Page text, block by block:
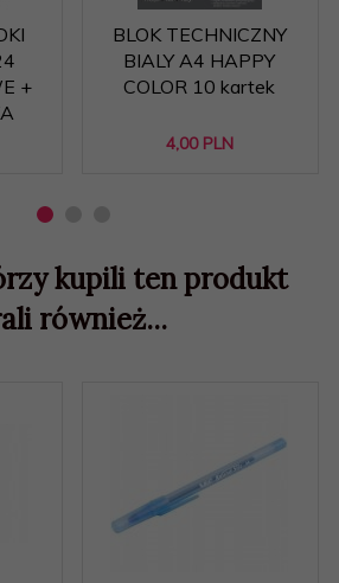
+
BLOK TECHNICZNY
BIALY A4 HAPPY
COLOR 10 kartek
4,00 PLN
kupili ten produkt
również...